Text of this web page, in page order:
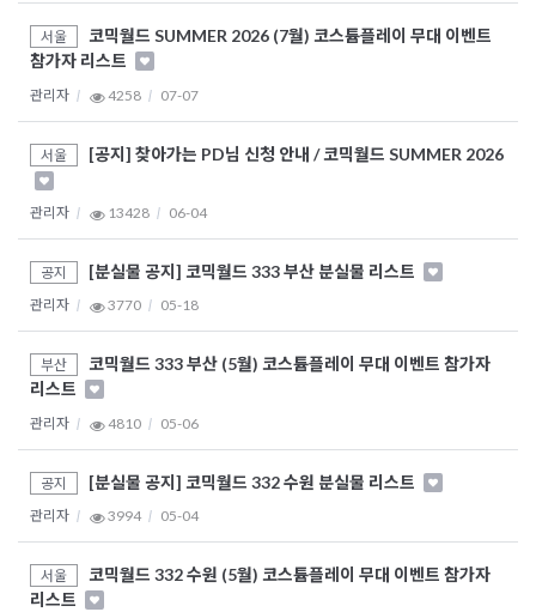
서울
코믹월드 SUMMER 2026 (7월) 코스튬플레이 무대 이벤트
참가자 리스트
관리자 4258 07-07
서울 [공지] 찾아가는 PD님 신청 안내 / 코믹월드 SUMMER 2026
관리자 13428 06-04
공지 [분실물 공지] 코믹월드 333 부산 분실물 리스트
관리자 3770 05-18
부산
코믹월드 333 부산 (5월) 코스튬플레이 무대 이벤트 참가자
리스트
관리자 4810 05-06
공지 [분실물 공지] 코믹월드 332 수원 분실물 리스트
관리자 3994 05-04
서울
코믹월드 332 수원 (5월) 코스튬플레이 무대 이벤트 참가자
리스트